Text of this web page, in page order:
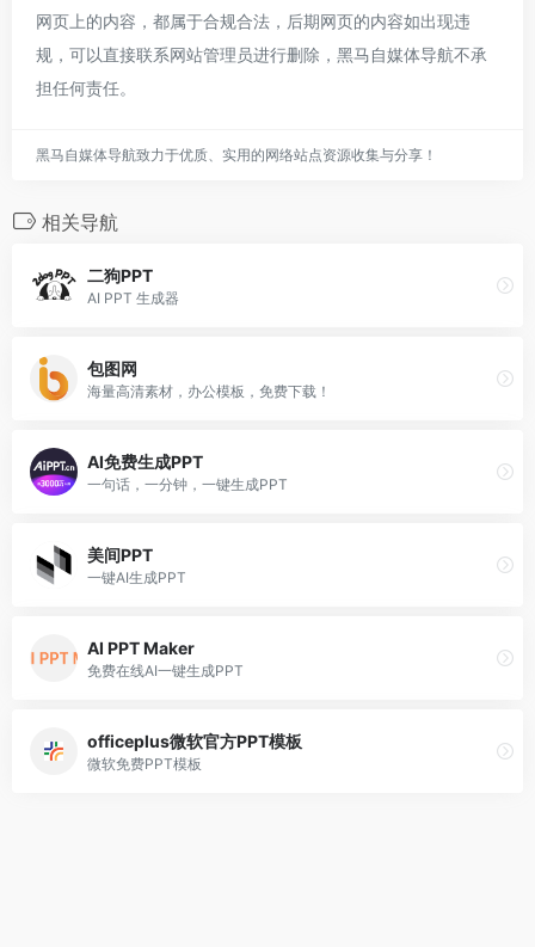
网页上的内容，都属于合规合法，后期网页的内容如出现违
规，可以直接联系网站管理员进行删除，黑马自媒体导航不承
担任何责任。
黑马自媒体导航致力于优质、实用的网络站点资源收集与分享！
相关导航
二狗PPT
AI PPT 生成器
包图网
海量高清素材，办公模板，免费下载！
AI免费生成PPT
一句话，一分钟，一键生成PPT
美间PPT
一键AI生成PPT
AI PPT Maker
免费在线AI一键生成PPT
officeplus微软官方PPT模板
微软免费PPT模板